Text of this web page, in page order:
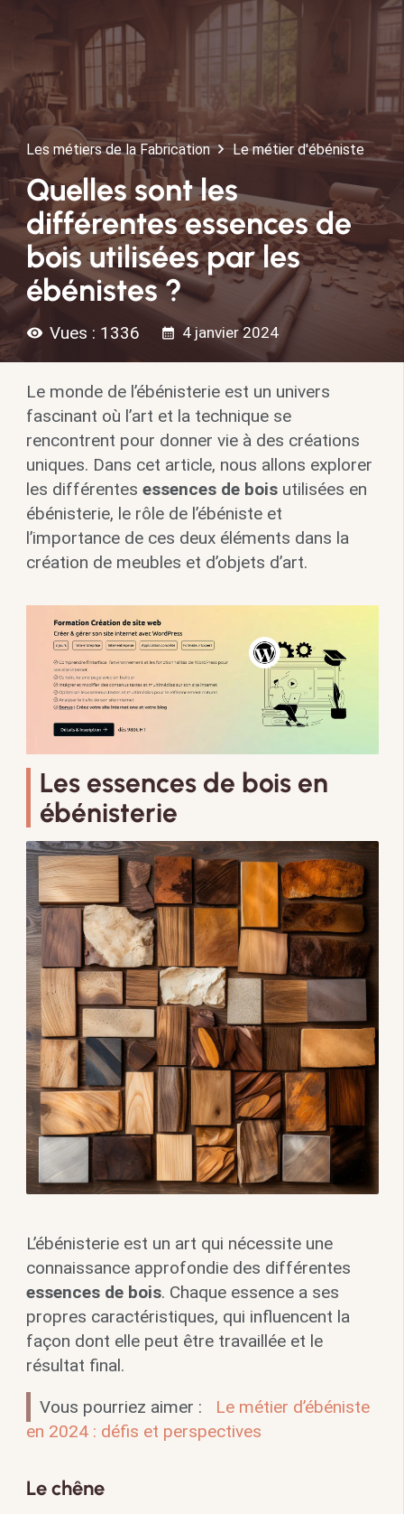
Les métiers de la Fabrication Le métier d'ébéniste
Quelles sont les
différentes essences de
bois utilisées par les
ébénistes ?
visibility Vues : 1336 calendar_month 4 janvier 2024
Le monde de l’ébénisterie est un univers
fascinant où l’art et la technique se
rencontrent pour donner vie à des créations
uniques. Dans cet article, nous allons explorer
les différentes essences de boisutilisées en
ébénisterie, le rôle de l’ébéniste et
l’importance de ces deux éléments dans la
création de meubles et d’objets d’art.
Les essences de bois en
ébénisterie
L’ébénisterie est un art qui nécessite une
connaissance approfondie des différentes
essences de bois. Chaque essence a ses
propres caractéristiques, qui influencent la
façon dont elle peut être travaillée et le
résultat final.
Vous pourriez aimer :
Le métier d’ébéniste
en 2024 : défis et perspectives
Le chêne